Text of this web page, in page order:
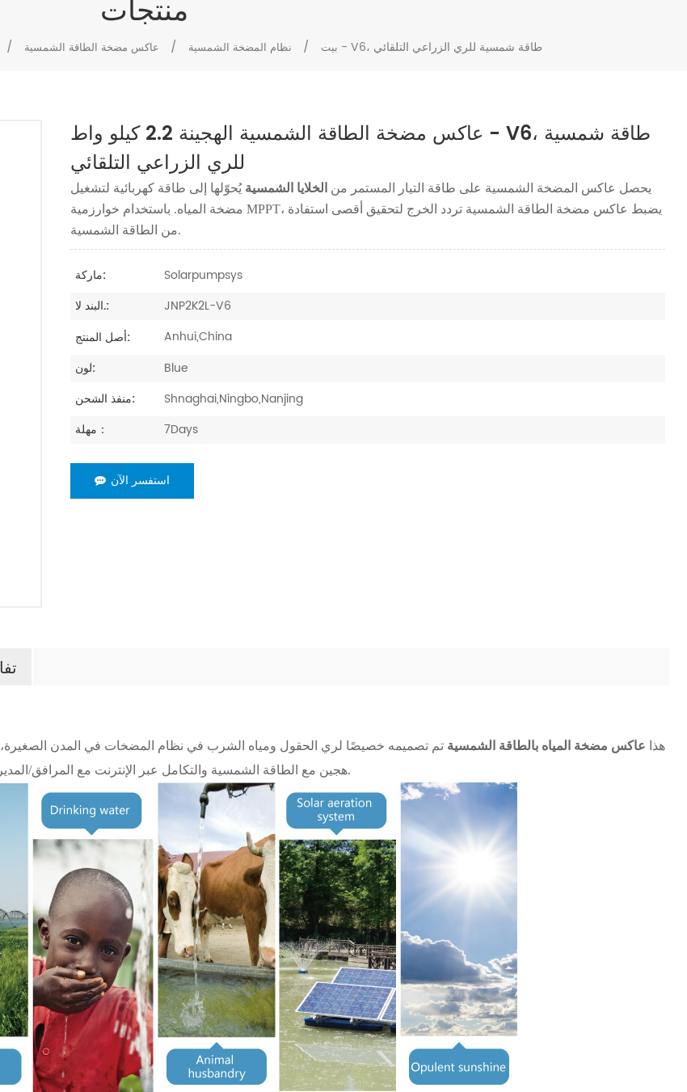
منتجات
بيت / نظام المضخة الشمسية / عاكس مضخة الطاقة الشمسية / عاكس مضخة الطاقة الشمسية الهجينة 2.2 كيلو واط - V6، طاقة شمسية للري الزراعي التلقائي
عاكس مضخة الطاقة الشمسية الهجينة 2.2 كيلو واط - V6، طاقة شمسية
للري الزراعي التلقائي
يحصل عاكس المضخة الشمسية على طاقة التيار المستمر من الخلايا الشمسيةيُحوّلها إلى طاقة كهربائية لتشغيل
مضخة المياه. باستخدام خوارزمية MPPT، يضبط عاكس مضخة الطاقة الشمسية تردد الخرج لتحقيق أقصى استفادة
من الطاقة الشمسية.
ماركة:
Solarpumpsys
البند لا.:
JNP2K2L-V6
أصل المنتج:
Anhui,China
لون:
Blue
منفذ الشحن:
Shnaghai,Ningbo,Nanjing
مهلة：
7Days
استفسر الآن
هذا عاكس مضخة المياه بالطاقة الشمسية تم تصميمه خصيصًا لري الحقول ومياه الشرب في نظام المضخات في المدن الصغيرة،
هجين مع الطاقة الشمسية والتكامل عبر الإنترنت مع المرافق/المديرية العامة للطاقة.